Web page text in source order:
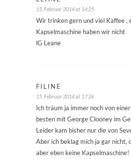
15. Februar 2014 at 14:25
Wir trinken gern und viel Kaffee ,
Kapselmaschine haben wir nicht
lG Leane
FILINE
15. Februar 2014 at 17:26
Ich träum ja immer noch von
besten mit George Clooney im
Leider kam bisher nur die von
Aber ich beklag mich ja gar nicht,
aber eben keine Kapselmaschine!